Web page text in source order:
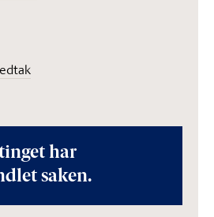
har
saken.